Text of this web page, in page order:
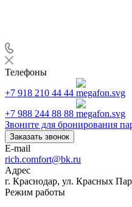
Телефоны
+7 918 210 44 44
+7 988 244 88 88
Звоните для бронирования
Заказать звонок
E-mail
rich.comfort@bk.ru
Адрес
г. Краснодар, ул. Красных
Режим работы